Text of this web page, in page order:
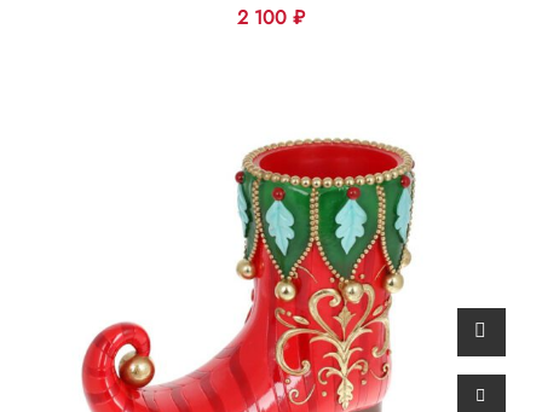
2 100 ₽